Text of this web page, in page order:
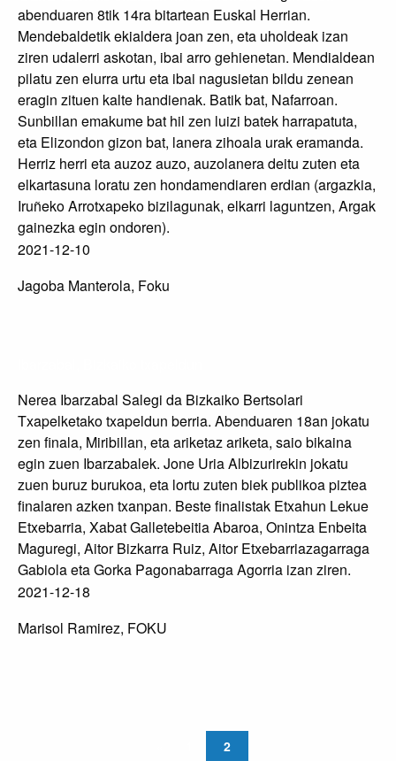
abenduaren 8tik 14ra bitartean Euskal Herrian.
Mendebaldetik ekialdera joan zen, eta uholdeak izan
ziren udalerri askotan, ibai arro gehienetan. Mendialdean
pilatu zen elurra urtu eta ibai nagusietan bildu zenean
eragin zituen kalte handienak. Batik bat, Nafarroan.
Sunbillan emakume bat hil zen luizi batek harrapatuta,
eta Elizondon gizon bat, lanera zihoala urak eramanda.
Herriz herri eta auzoz auzo, auzolanera deitu zuten eta
elkartasuna loratu zen hondamendiaren erdian (argazkia,
Iruñeko Arrotxapeko bizilagunak, elkarri laguntzen, Argak
gainezka egin ondoren).
2021-12-10
Jagoba Manterola, Foku
Nerea Ibarzabal Salegi da Bizkaiko Bertsolari
Txapelketako txapeldun berria. Abenduaren 18an jokatu
zen finala, Miribillan, eta ariketaz ariketa, saio bikaina
egin zuen Ibarzabalek. Jone Uria Albizurirekin jokatu
zuen buruz burukoa, eta lortu zuten biek publikoa piztea
finalaren azken txanpan. Beste finalistak Etxahun Lekue
Etxebarria, Xabat Galletebeitia Abaroa, Onintza Enbeita
Maguregi, Aitor Bizkarra Ruiz, Aitor Etxebarriazagarraga
Gabiola eta Gorka Pagonabarraga Agorria izan ziren.
2021-12-18
Marisol Ramirez, FOKU
2